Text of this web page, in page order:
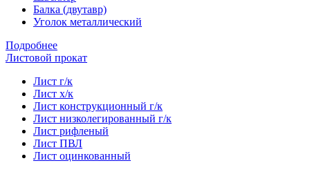
Балка (двутавр)
Уголок металлический
Подробнее
Листовой прокат
Лист г/к
Лист х/к
Лист конструкционный г/к
Лист низколегированный г/к
Лист рифленый
Лист ПВЛ
Лист оцинкованный